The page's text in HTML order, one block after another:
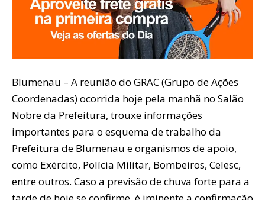
Blumenau – A reunião do GRAC (Grupo de Ações
Coordenadas) ocorrida hoje pela manhã no Salão
Nobre da Prefeitura, trouxe informações
importantes para o esquema de trabalho da
Prefeitura de Blumenau e organismos de apoio,
como Exército, Polícia Militar, Bombeiros, Celesc,
entre outros. Caso a previsão de chuva forte para a